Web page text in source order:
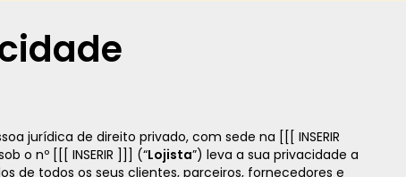
jurídica de direito privado, com sede na [[[ INSERIR
o nº [[[ INSERIR ]]] (“Lojista”) leva a sua privacidade a
de todos os seus clientes, parceiros, fornecedores e